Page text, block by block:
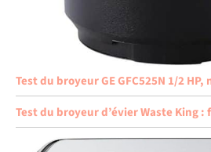
Test du broyeur GE GFC525N 1/2 HP,
Test du broyeur d’évier Waste King